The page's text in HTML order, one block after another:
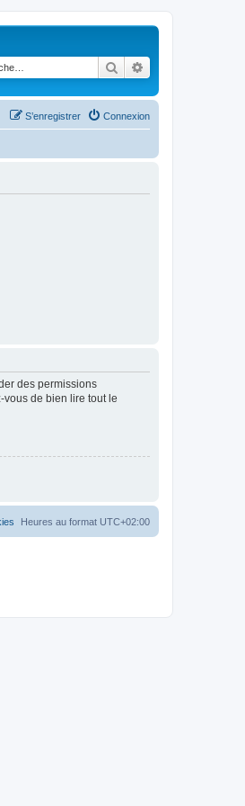
Rechercher
Connexion
S’enregistrer
des permissions
vous de bien lire tout le
Heures au format UTC+02:00